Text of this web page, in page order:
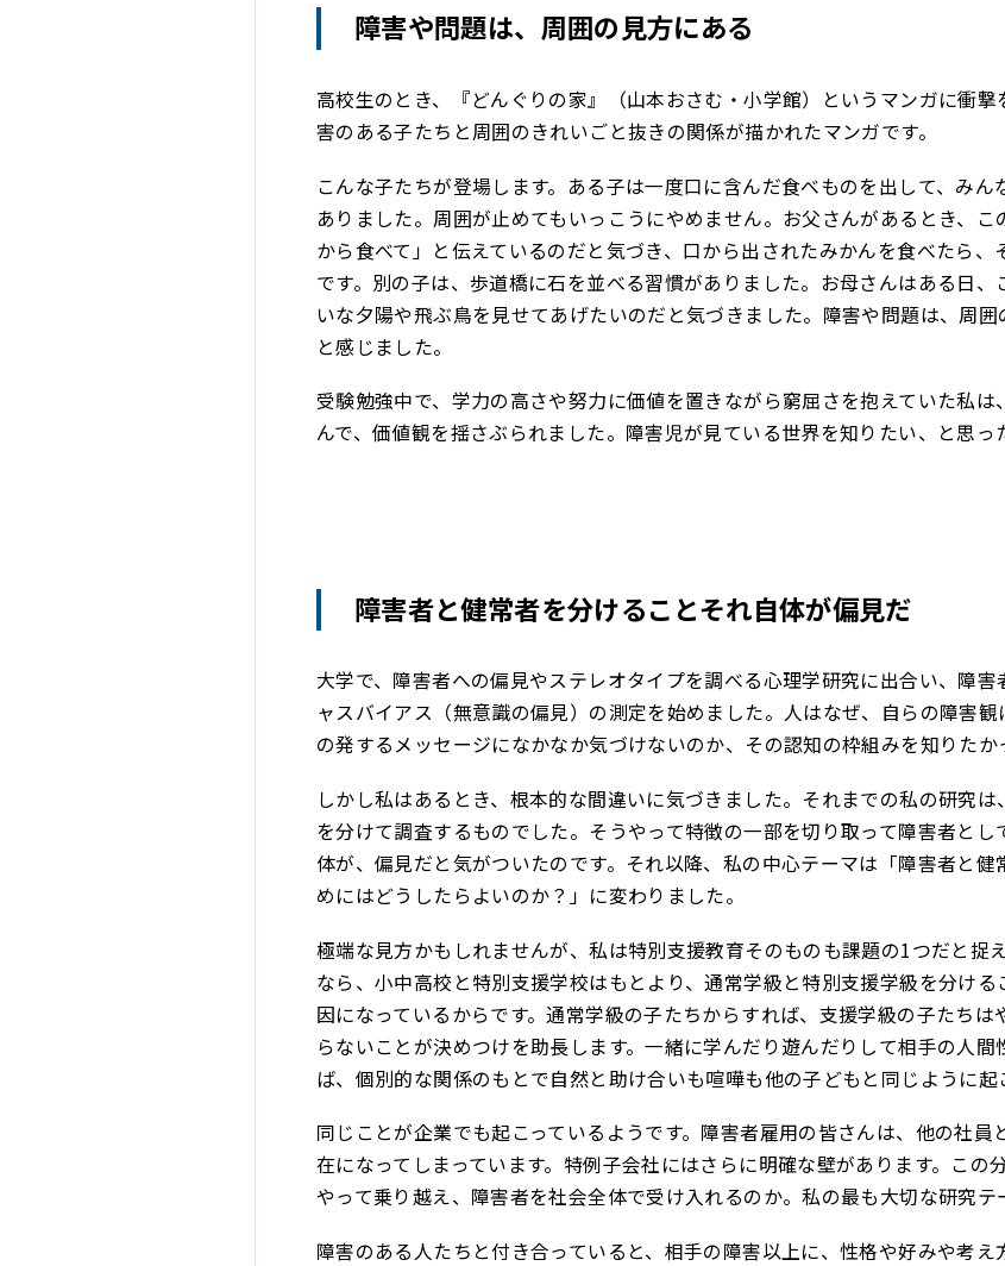
障害や問題は、周囲の見方にある
高校生のとき、『どんぐりの家』（山本おさむ・小学館）というマンガに衝撃
害のある子たちと周囲のきれいごと抜きの関係が描かれたマンガです。
こんな子たちが登場します。ある子は一度口に含んだ食べものを出して、みん
ありました。周囲が止めてもいっこうにやめません。お父さんがあるとき、こ
から食べて」と伝えているのだと気づき、口から出されたみかんを食べたら、
です。別の子は、歩道橋に石を並べる習慣がありました。お母さんはある日、
いな夕陽や飛ぶ鳥を見せてあげたいのだと気づきました。障害や問題は、周
と感じました。
受験勉強中で、学力の高さや努力に価値を置きながら窮屈さを抱えていた私は
んで、価値観を揺さぶられました。障害児が見ている世界を知りたい、と思っ
障害者と健常者を分けることそれ自体が偏見だ
大学で、障害者への偏見やステレオタイプを調べる心理学研究に出合い、障害
ャスバイアス（無意識の偏見）の測定を始めました。人はなぜ、自らの障害観
の発するメッセージになかなか気づけないのか、その認知の枠組みを知りたか
しかし私はあるとき、根本的な間違いに気づきました。それまでの私の研究は
を分けて調査するものでした。そうやって特徴の一部を切り取って障害者とし
体が、偏見だと気がついたのです。それ以降、私の中心テーマは「障害者と健
めにはどうしたらよいのか？」に変わりました。
極端な見方かもしれませんが、私は特別支援教育そのものも課題の1つだと捉
なら、小中高校と特別支援学校はもとより、通常学級と特別支援学級を分ける
因になっているからです。通常学級の子たちからすれば、支援学級の子たちは
らないことが決めつけを助長します。一緒に学んだり遊んだりして相手の人間
ば、個別的な関係のもとで自然と助け合いも喧嘩も他の子どもと同じように起
同じことが企業でも起こっているようです。障害者雇用の皆さんは、他の社員
在になってしまっています。特例子会社にはさらに明確な壁があります。この
やって乗り越え、障害者を社会全体で受け入れるのか。私の最も大切な研究テ
障害のある人たちと付き合っていると、相手の障害以上に、性格や好みや考え